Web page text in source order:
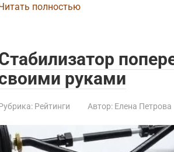
полностью
руками
Рейтинги Автор: Елена Петрова